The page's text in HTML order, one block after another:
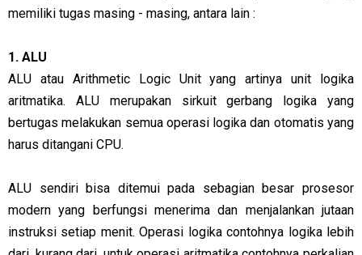
memiliki tugas masing - masing, antara lain :
1. ALU
ALU atau Arithmetic Logic Unit yang artinya unit logika
aritmatika. ALU merupakan sirkuit gerbang logika yang
bertugas melakukan semua operasi logika dan otomatis yang
harus ditangani CPU.
ALU sendiri bisa ditemui pada sebagian besar prosesor
modern yang berfungsi menerima dan menjalankan jutaan
instruksi setiap menit. Operasi logika contohnya logika lebih